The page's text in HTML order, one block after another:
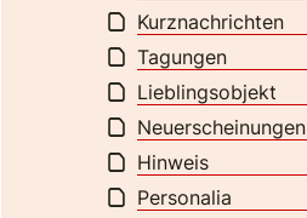
Kurznachrichten
Tagungen
Lieblingsobjekt
Neuerscheinungen
Hinweis
Personalia